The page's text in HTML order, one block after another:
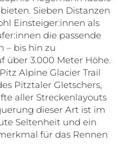
Sieben Distanzen
Einsteiger:innen als
die passende
– bis hin zu
über 3.000 Meter Höhe.
Alpine Glacier Trail
Pitztaler Gletschers,
aller Streckenlayouts
dieser Art ist im
Seltenheit und ein
für das Rennen